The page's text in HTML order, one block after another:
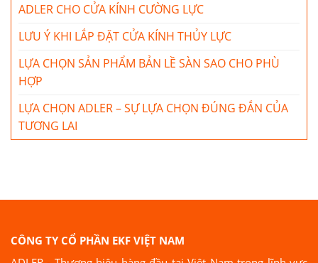
ADLER CHO CỬA KÍNH CƯỜNG LỰC
LƯU Ý KHI LẮP ĐẶT CỬA KÍNH THỦY LỰC
LỰA CHỌN SẢN PHẨM BẢN LỀ SÀN SAO CHO PHÙ
HỢP
LỰA CHỌN ADLER – SỰ LỰA CHỌN ĐÚNG ĐẮN CỦA
TƯƠNG LAI
CÔNG TY CỔ PHẦN EKF VIỆT NAM